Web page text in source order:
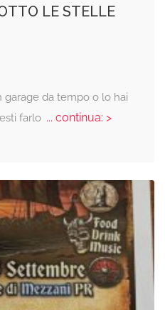
LE STELLE
garage da tempo o lo hai
farlo... continua: >